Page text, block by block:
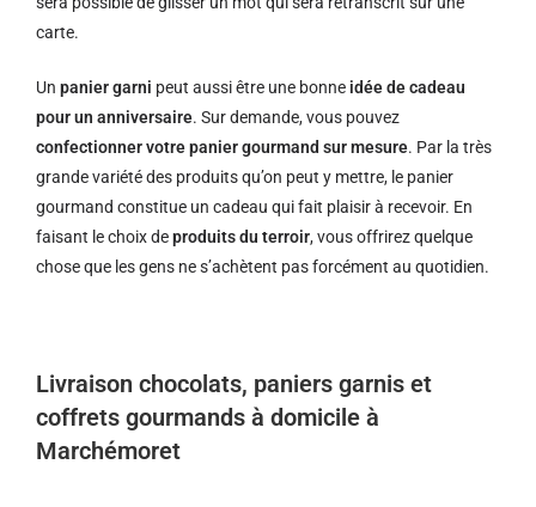
carte.
Un panier garni peut aussi être une bonne idée de cadeau
pour un anniversaire. Sur demande, vous pouvez
confectionner votre panier gourmand sur mesure. Par la très
grande variété des produits qu’on peut y mettre, le panier
gourmand constitue un cadeau qui fait plaisir à recevoir. En
faisant le choix deproduits du terroir, vous offrirez quelque
chose que les gens ne s’achètent pas forcément au quotidien.
Livraison chocolats, paniers garnis et
coffrets gourmands à domicile à
Marchémoret